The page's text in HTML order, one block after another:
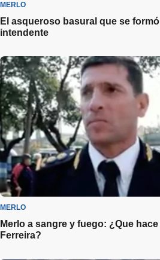
MERLO
El asqueroso basural que se
intendente
MERLO
Merlo a sangre y fuego: ¿Que
Ferreira?